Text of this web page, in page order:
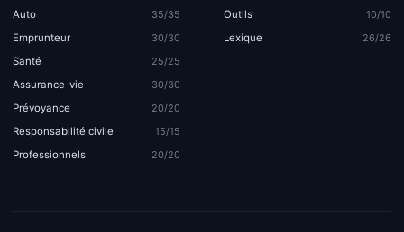
Auto
35/35
Emprunteur
30/30
Santé
25/25
Assurance-vie
30/30
Prévoyance
20/20
Responsabilité civile
15/15
Professionnels
20/20
Outils
10/10
Lexique
26/26